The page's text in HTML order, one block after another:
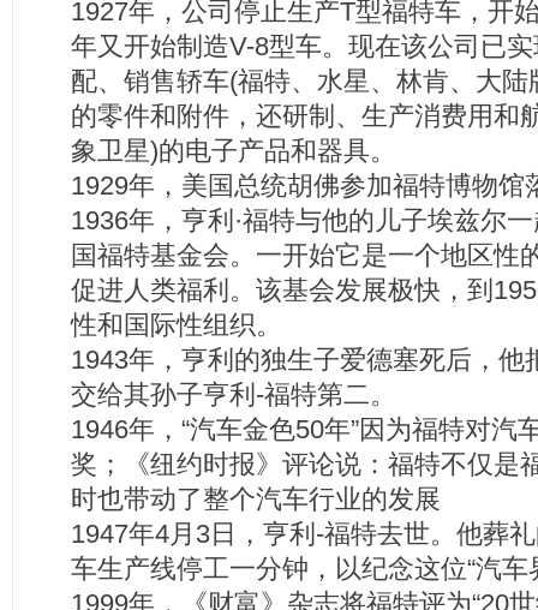
1927年，公司停止生产T型福特车，开
年又开始制造V-8型车。现在该公司已
配、销售轿车(福特、水星、林肯、大
的零件和附件，还研制、生产消费用和
象卫星)的电子产品和器具。
1929年，美国总统胡佛参加福特博物馆
1936年，亨利·福特与他的儿子埃兹尔
国福特基金会。一开始它是一个地区性
促进人类福利。该基会发展极快，到
性和国际性组织。
1943年，亨利的独生子爱德塞死后，他
交给其孙子亨利-福特第二。
1946年，“汽车金色50年”因为福特对汽
奖；《纽约时报》评论说：福特不仅是
时也带动了整个汽车行业的发展
1947年4月3日，亨利-福特去世。他葬
车生产线停工一分钟，以纪念这位“汽车
1999年，《财富》杂志将福特评为“20